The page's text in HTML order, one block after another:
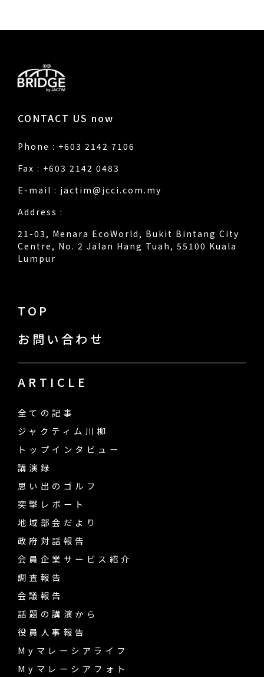
CONTACT US now
Phone : +603 2142 7106
Fax : +603 2142 0483
E-mail : jactim@jcci.com.my
Address :
21-03, Menara EcoWorld, Bukit Bintang City
Centre, No. 2 Jalan Hang Tuah, 55100 Kuala
Lumpur
TOP
お問い合わせ
ARTICLE
全ての記事
ジャクティム川柳
トップインタビュー
講演録
思い出のゴルフ
突撃レポート
地域部会だより
政府対話報告
会員企業サービス紹介
調査報告
会議報告
話題の講演から
役員人事報告
Myマレーシアライフ
Myマレーシアフォト